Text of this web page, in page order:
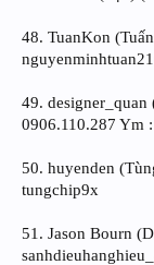
48. TuanKon
49.
0906.110.287 Ym
50. huyenden
tungchip9x
51. Jason Bourn